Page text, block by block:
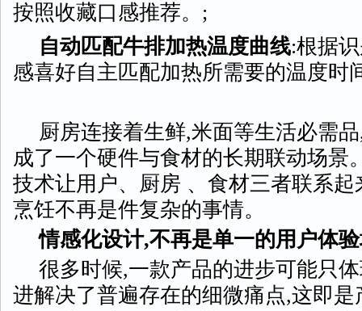
按照收藏口感推荐。;
自动匹配牛排加热温度曲线:根据
感喜好自主匹配加热所需要的温度时
厨房连接着生鲜,米面等生活必需
成了一个硬件与食材的长期联动场景
技术让用户、厨房 、食材三者联系
烹饪不再是件复杂的事情。
情感化设计,不再是单一的用户体
很多时候,一款产品的进步可能只
进解决了普遍存在的细微痛点,这即是